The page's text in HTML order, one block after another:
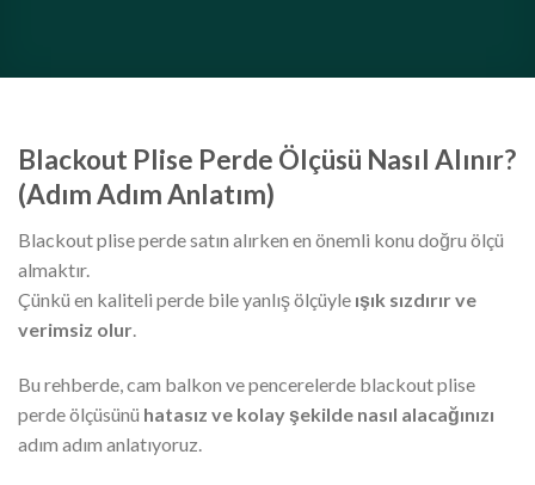
Blackout Plise Perde Ölçüsü Nasıl Alınır?
(Adım Adım Anlatım)
Blackout plise perde satın alırken en önemli konu doğru ölçü
almaktır.
Çünkü en kaliteli perde bile yanlış ölçüyle ışık sızdırır ve
verimsiz olur.
Bu rehberde, cam balkon ve pencerelerde blackout plise
perde ölçüsünü hatasız ve kolay şekilde nasıl alacağınızı
adım adım anlatıyoruz.